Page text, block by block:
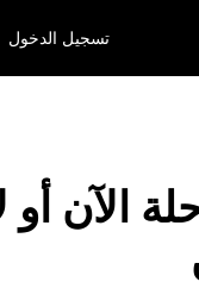
تسجيل الدخول
الآن أو